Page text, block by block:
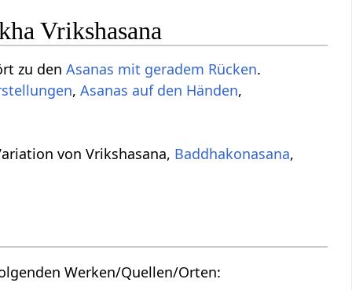
Vrikshasana
zu denAsanas mit geradem Rücken.
,Asanas auf den Händen,
von Vrikshasana, Baddhakonasana,
Werken/Quellen/Orten: